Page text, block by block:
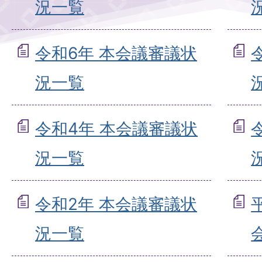
況一覧
令和6年 本会議審議状
況一覧
令和4年 本会議審議状
況一覧
令和2年 本会議審議状
況一覧